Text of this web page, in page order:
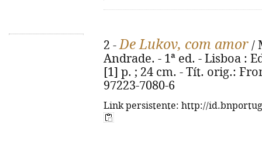
2 -De Lukov, com amor /
Andrade. - 1ª ed. - Lisboa :
[1] p. ; 24 cm. - Tít. orig.:
97223-7080-6
Link persistente: http://